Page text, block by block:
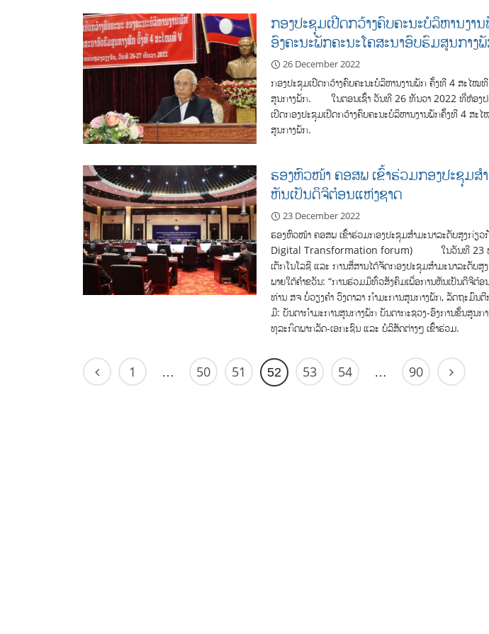
ກອງປະຊຸມເປີດກວ້າງຄົບຄະນະບໍລິຫານງ
ອົງຄະນະພັກຄະນະໂຄສະນາອົບຮົມສູນກາງ
26 December 2022
ກອງປະຊຸມເປີດກວ້າງຄົບຄະນະບໍລິຫານງານພັກ ຄັ້ງທີ 4 ສະໄໝ
ສູນກາງພັກ. ໃນຕອນເຊົ້າ ວັນທີ 26 ທັນວາ 2022 ທີ່ຫ້ອງປະ
ເປີດກອງປະຊຸມເປີດກວ້າງຄົບຄະນະບໍລິຫານງານພັກຄັ້ງທີ 4 ສະ
ສູນກາງພັກ.
ຮອງຫົວໜ້າ ຄອສພ ເຂົ້າຮ່ວມກອງປະຊຸມສ
ຫັນເປັນດິຈິຕ໋ອນແຫ່ງຊາດ
23 December 2022
ຮອງຫົວໜ້າ ຄອສພ ເຂົ້າຮ່ວມກອງປະຊຸມສຳມະນາລະດັບສູງກ່ຽ
Digital Transformation forum) ໃນວັນທີ 23 ທັນ
ເຕັກໂນໂລຊີ ແລະ ການສື່ສານໄດ້ຈັດກອງປະຊຸມສຳມະນາລະດັບ
ພາຍໃຕ້ຄຳຂວັນ: “ການຮ່ວມມືທົ່ວສັງຄົມເພື່ອການຫັນເປັນດີຈີຕ໋ອ
ທ່ານ ສຈ ບໍ່ວຽງຄຳ ວົງດາລາ ກຳມະການສູນກາງພັກ, ລັດຖະມົນ
ມີ: ບັນດາກຳມະການສູນກາງພັກ ບັນດາກະຊວງ-ອົງການຂັ້ນສູນກາ
ທຸລະກິດພາກລັດ-ເອກະຊົນ ແລະ ບໍລິສັດຕ່າງໆ ເຂົ້າຮ່ວມ.
1 … 50 51 52 53 54 … 90